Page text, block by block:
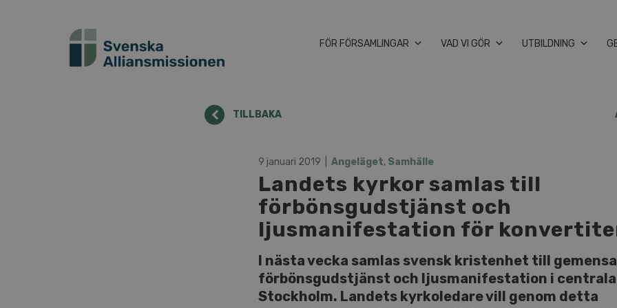
FÖR FÖRSAMLINGAR VAD VI GÖR UTBILDNING
TILLBAKA
9 januari 2019 Angeläget, Samhälle
Landets kyrkor samlas till
förbönsgudstjänst och
ljusmanifestation för
I nästa vecka samlas svensk kristenhet till
förbönsgudstjänst och ljusmanifestation i centrala
Stockholm. Landets kyrkoledare vill genom detta